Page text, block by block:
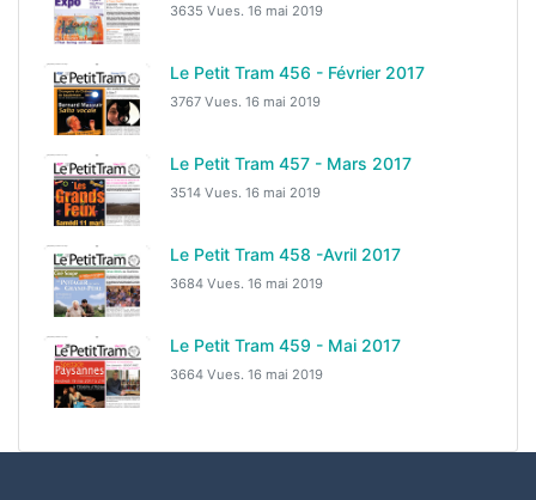
3635 Vues. 16 mai 2019
Le Petit Tram 456 - Février 2017
3767 Vues. 16 mai 2019
Le Petit Tram 457 - Mars 2017
3514 Vues. 16 mai 2019
Le Petit Tram 458 -Avril 2017
3684 Vues. 16 mai 2019
Le Petit Tram 459 - Mai 2017
3664 Vues. 16 mai 2019